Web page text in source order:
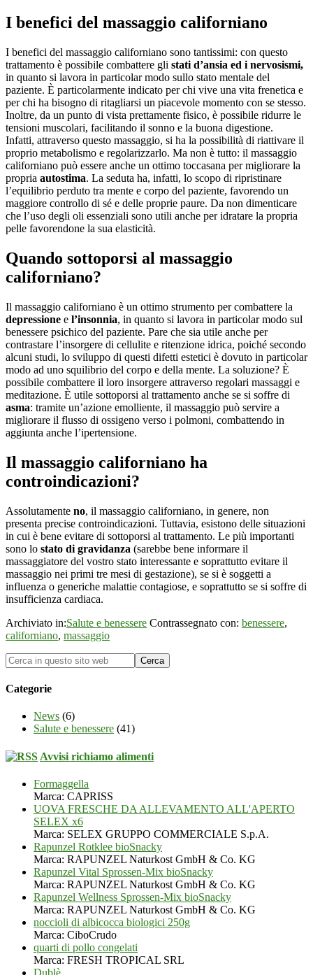
I benefici del massaggio californiano
I benefici del massaggio californiano sono tantissimi: con questo
trattamento è possibile combattere gli stati d’ansia ed i nervosismi,
in quanto si lavora in particolar modo sullo stato mentale del
paziente. È particolarmente indicato per chi vive una vita frenetica e
per chi ha bisogno di ritagliarsi un piacevole momento con se stesso.
Inoltre, da un punto di vista prettamente fisico, è possibile ridurre le
tensioni muscolari, facilitando il sonno e la buona digestione.
Infatti, attraverso questo massaggio, si ha la possibilità di riattivare il
proprio metabolismo e regolarizzarlo. Ma non è tutto: il massaggio
californiano può essere anche un ottimo toccasana per migliorare la
propria autostima. La seduta ha, infatti, lo scopo di ripristinare
l’equilibrio perduto tra mente e corpo del paziente, favorendo un
maggiore controllo di sé e delle proprie paure. Da non dimenticare
che l’uso degli oli essenziali sono utili anche per idratare la propria
pelle favorendone la sua elasticità.
Quando sottoporsi al massaggio
californiano?
Il massaggio californiano è un ottimo strumento per combattere la
depressione e l’insonnia, in quanto si lavora in particolar modo sul
benessere psichico del paziente. Pare che sia utile anche per
contrastare l’insorgere di cellulite e ritenzione idrica, poiché secondo
alcuni studi, lo sviluppo di questi difetti estetici è dovuto in particolar
modo ad uno squilibrio del corpo e della mente. La soluzione? È
possibile combattere il loro insorgere attraverso regolari massaggi e
meditazione. È utile sottoporsi al trattamento anche se si soffre di
asma: tramite un’azione emolliente, il massaggio può servire a
migliorare il flusso di ossigeno verso i polmoni, combattendo in
aggiunta anche l’ipertensione.
Il massaggio californiano ha
controindicazioni?
Assolutamente no, il massaggio californiano, in genere, non
presenta precise controindicazioni. Tuttavia, esistono delle situazioni
in cui è bene evitare di sottoporsi al trattamento. Le più importanti
sono lo stato di gravidanza (sarebbe bene informare il
massaggiatore del vostro stato interessante e soprattutto evitare il
massaggio nei primi tre mesi di gestazione), se si è soggetti a
influenza o generiche malattie contagiose, e soprattutto se si soffre di
insufficienza cardiaca.
Archiviato in:Salute e benessere Contrassegnato con: benessere,
californiano, massaggio
Categorie
News (6)
Salute e benessere (41)
Avvisi richiamo alimenti
Formaggella
Marca: CAPRISS
UOVA FRESCHE DA ALLEVAMENTO ALL'APERTO
SELEX x6
Marca: SELEX GRUPPO COMMERCIALE S.p.A.
Rapunzel Rotklee bioSnacky
Marca: RAPUNZEL Naturkost GmbH & Co. KG
Rapunzel Vital Sprossen-Mix bioSnacky
Marca: RAPUNZEL Naturkost GmbH & Co. KG
Rapunzel Wellness Sprossen-Mix bioSnacky
Marca: RAPUNZEL Naturkost GmbH & Co. KG
noccioli di albicocca biologici 250g
Marca: CiboCrudo
quarti di pollo congelati
Marca: FRESH TROPICAL SRL
Dublè